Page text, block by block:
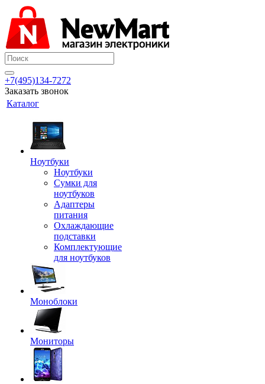
+7(495)134-7272
Заказать звонок
Каталог
Ноутбуки
Ноутбуки
Сумки для
ноутбуков
Адаптеры
питания
Охлаждающие
подставки
Комплектующие
для ноутбуков
Моноблоки
Мониторы